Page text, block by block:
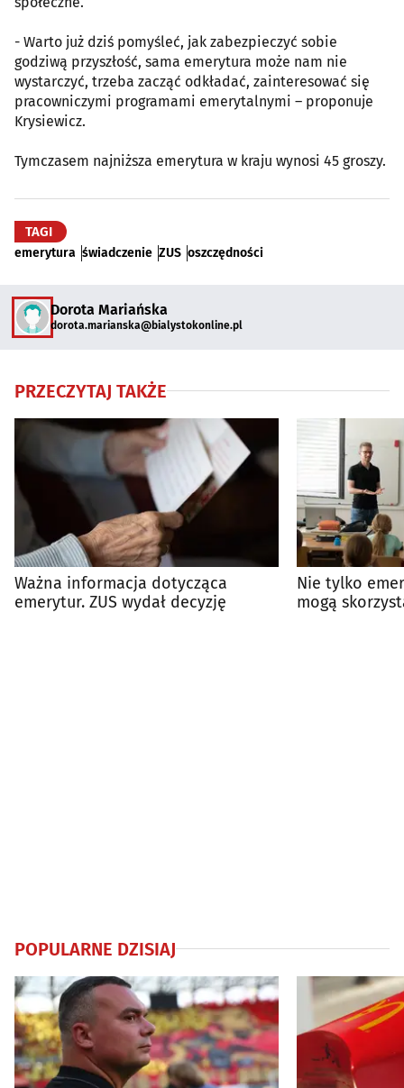
- Warto już dziś pomyśleć, jak zabezpieczyć sobie
godziwą przyszłość, sama emerytura może nam nie
wystarczyć, trzeba zacząć odkładać, zainteresować się
pracowniczymi programami emerytalnymi – proponuje
Krysiewicz.
Tymczasem najniższa emerytura w kraju wynosi 45 groszy.
TAGI
emerytura świadczenie ZUS oszczędności
Dorota Mariańska
dorota.marianska@bialystokonline.pl
PRZECZYTAJ TAKŻE
Ważna informacja dotycząca
emerytur. ZUS wydał decyzję
Nie tylko
mogą
POPULARNE DZISIAJ